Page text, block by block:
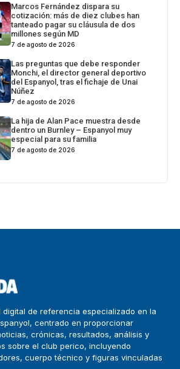
Marcos Fernández dispara su
cotización: más de diez clubes han
tanteado pagar su cláusula de dos
millones según MD
7 de agosto de 2026
Las preguntas que debe responder
Monchi, el director general deportivo
del Espanyol, tras el fichaje de Unai
Núñez
7 de agosto de 2026
La hija de Alan Pace muestra desde
dentro un Burnley – Espanyol muy
especial para su familia
7 de agosto de 2026
digital de referencia especializado en la
centrado en proporcionar
crónicas, resultados, análisis y
sobre el club perico, incluyendo
cuerpo técnico y figuras vinculadas